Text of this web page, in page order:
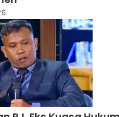
RJ, Eks Kuasa Hukum
Ingin Hindari Sidang